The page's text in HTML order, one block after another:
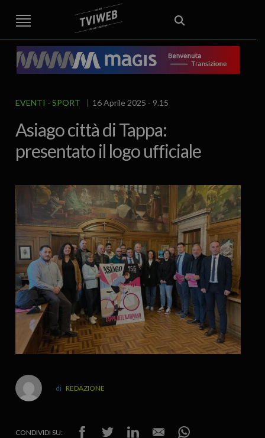
STREET TG CRONACA VENETO
VICENZA E PROVINCIA
AREA BERICA
ECONOMIA ATTUALITA’ POLITICA
EDITORIALE ITALIA E MONDO CURIOSITÀ – LIFESTYLE
CULTURA ARTE
SPORT
IL GRAFFIO FOOD & DRINK
EVENTI SPORT 16 Aprile 2025 - 9.15
Asiago città di Tappa:
presentato il logo ufficiale
REDAZIONE
CONDIVIDI SU: